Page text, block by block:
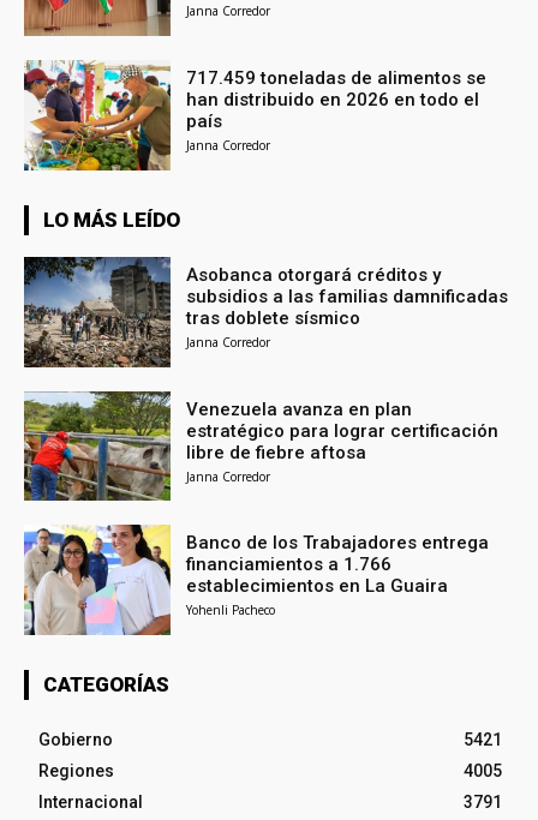
Janna Corredor
717.459 toneladas de alimentos se
han distribuido en 2026 en todo el
país
Janna Corredor
LO MÁS LEÍDO
Asobanca otorgará créditos y
subsidios a las familias damnificadas
tras doblete sísmico
Janna Corredor
Venezuela avanza en plan
estratégico para lograr certificación
libre de fiebre aftosa
Janna Corredor
Banco de los Trabajadores entrega
financiamientos a 1.766
establecimientos en La Guaira
Yohenli Pacheco
CATEGORÍAS
Gobierno
5421
Regiones
4005
Internacional
3791